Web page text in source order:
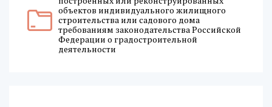
объектов индивидуального жилищного
строительства или садового дома
требованиям законодательства Российской
Федерации о градостроительной
деятельности